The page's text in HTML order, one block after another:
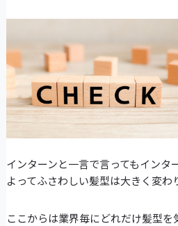
インターンと一言で言ってもインタ
よってふさわしい髪型は大きく変わ
ここからは業界毎にどれだけ髪型を